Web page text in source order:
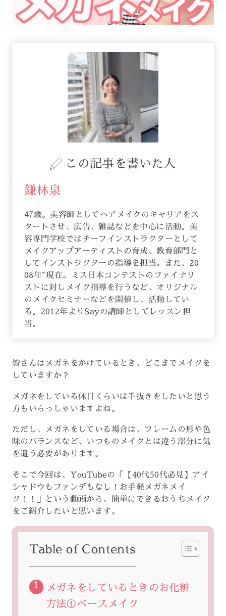
この記事を書いた人
鎌林泉
47歳。美容師としてヘアメイクのキャリアをス
タートさせ、広告、雑誌などを中心に活動。美
容専門学校ではチーフインストラクターとして
メイクアップアーティストの育成、教育部門と
してインストラクターの指導を担当。また、20
08年~現在。ミス日本コンテストのファイナリ
ストに対しメイク指導を行うなど、オリジナル
のメイクセミナーなどを開催し、活動してい
る。2012年よりSayの講師としてレッスン担
当。
皆さんはメガネをかけているとき、どこまでメイクを
していますか？
メガネをしている休日くらいは手抜きをしたいと思う
方もいらっしゃいますよね。
ただし、メガネをしている場合は、フレームの形や色
味のバランスなど、いつものメイクとは違う部分に気
を遣う必要があります。
そこで今回は、YouTubeの「【40代50代必見】アイ
シャドウもファンデもなし！お手軽メガネメイ
ク！！」という動画から、簡単にできるおうちメイク
をご紹介したいと思います。
Table of Contents
メガネをしているときのお化粧
方法①ベースメイク